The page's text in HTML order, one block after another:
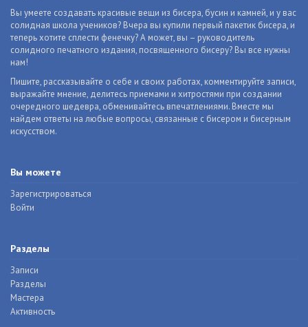
Вы умеете создавать красивые вещи из бисера, бусин и камней, и у вас
солидная школа учеников? Вчера вы купили первый пакетик бисера, и
теперь хотите сплести фенечку? А может, вы – руководитель
солидного печатного издания, посвященного бисеру? Вы все нужны
нам!
Пишите, рассказывайте о себе и своих работах, комментируйте записи,
выражайте мнение, делитесь приемами и хитростями при создании
очередного шедевра, обменивайтесь впечатлениями. Вместе мы
найдем ответы на любые вопросы, связанные с бисером и бисерным
искусством.
Вы можете
Зарегистрироваться
Войти
Разделы
Записи
Разделы
Мастера
Активность